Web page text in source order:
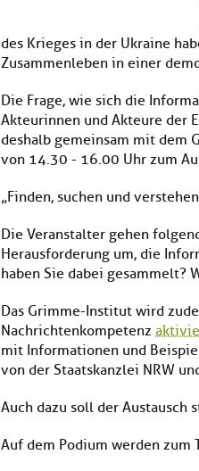
des Krieges in der Ukraine
Zusammenleben in einer
Die Frage, wie sich die
Akteurinnen und Akteure der
deshalb gemeinsam mit dem
von 14.30 - 16.00 Uhr zum
„Finden, suchen und
Die Veranstalter gehen
Herausforderung um, die
haben Sie dabei gesammelt?
Das Grimme-Institut wird
Nachrichtenkompetenz
mit Informationen und
von der Staatskanzlei NRW
Auch dazu soll der Austausch
Auf dem Podium werden zum